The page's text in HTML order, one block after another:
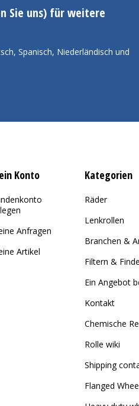
Sie uns) für weitere
Spanisch, Niederländisch und
Konto
Anfragen
Artikel
Kategorien
Räder
Lenkrollen
Branchen &
Filtern &
Ein Angebot
Kontakt
Chemische
Rolle wiki
Shipping
Flanged